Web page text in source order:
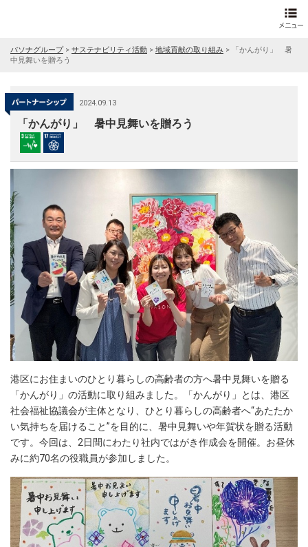
パソナグループ> サステナビリティ活動 > 地域貢献の取り組み >
「かんがり」 暑
中見舞いを贈ろう
2024.09.13
「かんがり」 暑中見舞いを贈ろう
港区にお住まいのひとり暮らしの高齢者の方へ暑中見舞いを贈る
「かんがり」の活動に取り組みました。「かんがり」とは、港区
社会福祉協議会が主体となり、ひとり暮らしの高齢者へ“あたたか
い気持ちを届けること”を目的に、暑中見舞いや年賀状を贈る活動
です。今回は、2日間にわたり社内ではがき作成会を開催。お昼休
みに約70名の役職員が参加しました。